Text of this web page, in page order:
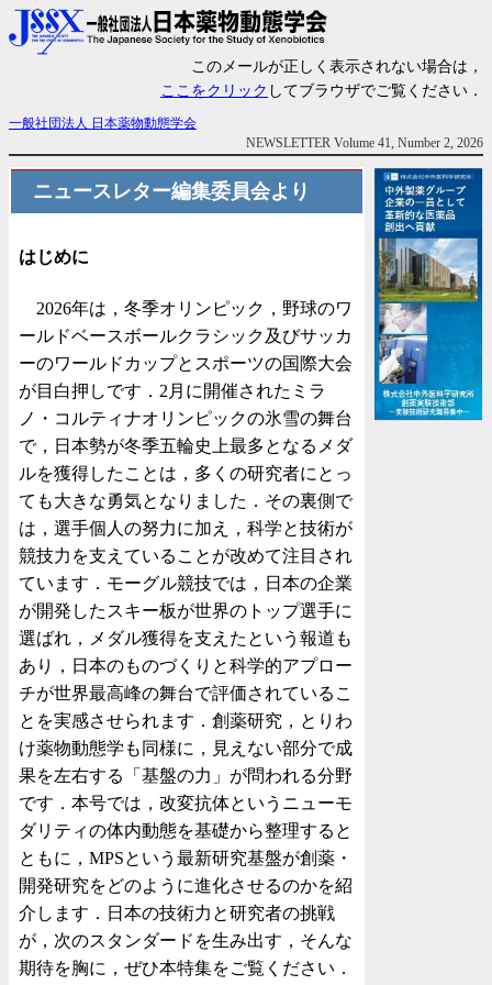
このメールが正しく表示されない場合は，
ここをクリック してブラウザでご覧ください．
一般社団法人 日本薬物動態学会
NEWSLETTER Volume 41, Number 2, 2026
ニュースレター編集委員会より
はじめに
2026年は，冬季オリンピック，野球のワ
ールドベースボールクラシック及びサッカ
ーのワールドカップとスポーツの国際大会
が目白押しです．2月に開催されたミラ
ノ・コルティナオリンピックの氷雪の舞台
で，日本勢が冬季五輪史上最多となるメダ
ルを獲得したことは，多くの研究者にとっ
ても大きな勇気となりました．その裏側で
は，選手個人の努力に加え，科学と技術が
競技力を支えていることが改めて注目され
ています．モーグル競技では，日本の企業
が開発したスキー板が世界のトップ選手に
選ばれ，メダル獲得を支えたという報道も
あり，日本のものづくりと科学的アプロー
チが世界最高峰の舞台で評価されているこ
とを実感させられます．創薬研究，とりわ
け薬物動態学も同様に，見えない部分で成
果を左右する「基盤の力」が問われる分野
です．本号では，改変抗体というニューモ
ダリティの体内動態を基礎から整理すると
ともに，MPSという最新研究基盤が創薬・
開発研究をどのように進化させるのかを紹
介します．日本の技術力と研究者の挑戦
が，次のスタンダードを生み出す，そんな
期待を胸に，ぜひ本特集をご覧ください．